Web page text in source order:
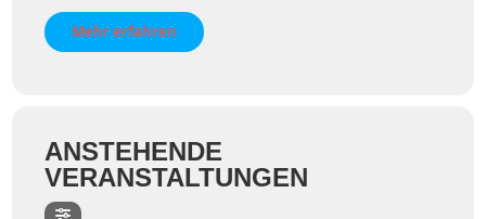
Mehr erfahren
ANSTEHENDE
VERANSTALTUNGEN